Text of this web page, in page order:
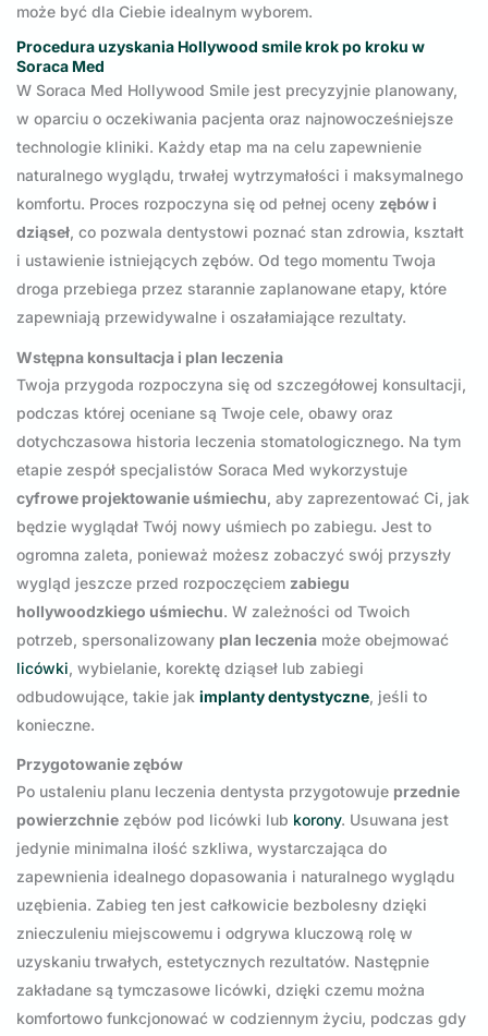
może być dla Ciebie idealnym wyborem.
Procedura uzyskania Hollywood smile krok po kroku w
Soraca Med
W Soraca Med Hollywood Smile jest precyzyjnie planowany,
w oparciu o oczekiwania pacjenta oraz najnowocześniejsze
technologie kliniki. Każdy etap ma na celu zapewnienie
naturalnego wyglądu, trwałej wytrzymałości i maksymalnego
komfortu. Proces rozpoczyna się od pełnej oceny zębów i
dziąseł, co pozwala dentystowi poznać stan zdrowia, kształt
i ustawienie istniejących zębów. Od tego momentu Twoja
droga przebiega przez starannie zaplanowane etapy, które
zapewniają przewidywalne i oszałamiające rezultaty.
Wstępna konsultacja i plan leczenia
Twoja przygoda rozpoczyna się od szczegółowej konsultacji,
podczas której oceniane są Twoje cele, obawy oraz
dotychczasowa historia leczenia stomatologicznego. Na tym
etapie zespół specjalistów Soraca Med wykorzystuje
cyfrowe projektowanie uśmiechu, aby zaprezentować Ci, jak
będzie wyglądał Twój nowy uśmiech po zabiegu. Jest to
ogromna zaleta, ponieważ możesz zobaczyć swój przyszły
wygląd jeszcze przed rozpoczęciem zabiegu
hollywoodzkiego uśmiechu. W zależności od Twoich
potrzeb, spersonalizowany plan leczenia może obejmować
licówki, wybielanie, korektę dziąseł lub zabiegi
odbudowujące, takie jak implanty dentystyczne, jeśli to
konieczne.
Przygotowanie zębów
Po ustaleniu planu leczenia dentysta przygotowuje przednie
powierzchnie zębów pod licówki lub korony. Usuwana jest
jedynie minimalna ilość szkliwa, wystarczająca do
zapewnienia idealnego dopasowania i naturalnego wyglądu
uzębienia. Zabieg ten jest całkowicie bezbolesny dzięki
znieczuleniu miejscowemu i odgrywa kluczową rolę w
uzyskaniu trwałych, estetycznych rezultatów. Następnie
zakładane są tymczasowe licówki, dzięki czemu można
komfortowo funkcjonować w codziennym życiu, podczas gdy